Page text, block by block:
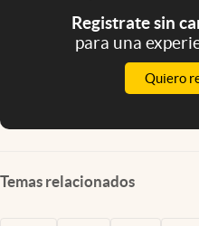
Registrate sin
para una
Quiero
Temas relacionados